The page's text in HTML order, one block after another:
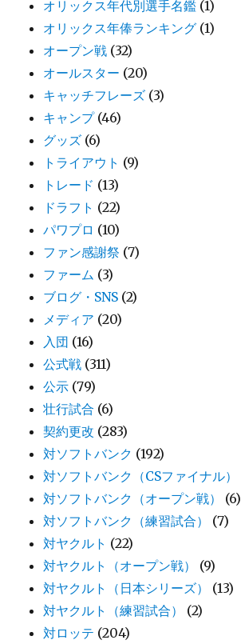
オリックス年代別選手名鑑 (1)
オリックス年俸ランキング (1)
オープン戦 (32)
オールスター (20)
キャッチフレーズ (3)
キャンプ(46)
グッズ (6)
トライアウト (9)
トレード (13)
ドラフト (22)
パワプロ (10)
ファン感謝祭 (7)
ファーム (3)
ブログ・SNS (2)
メディア (20)
入団 (16)
公式戦 (311)
公示 (79)
壮行試合 (6)
契約更改 (283)
対ソフトバンク (192)
対ソフトバンク（CSファイナル）
対ソフトバンク（オープン戦）
(6)
対ソフトバンク（練習試合）
(7)
対ヤクルト (22)
対ヤクルト（オープン戦）
(9)
対ヤクルト（日本シリーズ）
(13)
対ヤクルト（練習試合）
(2)
対ロッテ (204)